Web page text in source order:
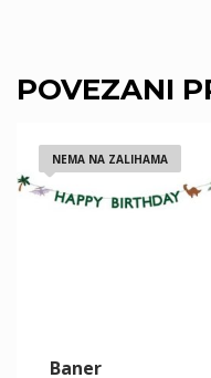
POVEZANI
NEMA NA ZALIHAMA
Baner